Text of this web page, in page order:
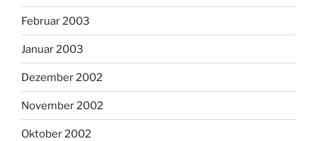
Februar 2003
Januar 2003
Dezember 2002
November 2002
Oktober 2002